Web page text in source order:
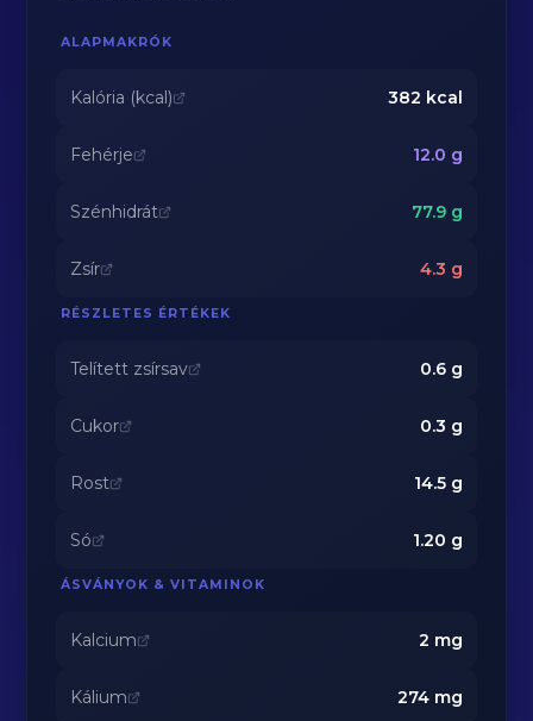
ALAPMAKRÓK
Kalória (kcal) 382 kcal
Fehérje 12.0 g
Szénhidrát 77.9g
Zsír 4.3 g
RÉSZLETES ÉRTÉKEK
Telített zsírsav 0.6g
Cukor 0.3 g
Rost 14.5g
Só 1.20 g
ÁSVÁNYOK & VITAMINOK
Kalcium 2 mg
Kálium 274mg